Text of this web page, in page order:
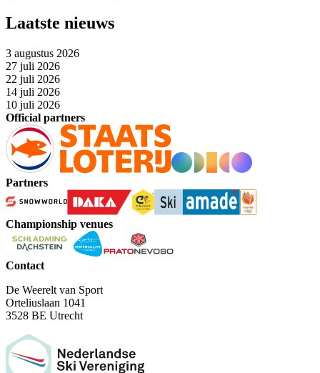
Laatste nieuws
3 augustus 2026
27 juli 2026
22 juli 2026
14 juli 2026
10 juli 2026
Official partners
Partners
Championship venues
Contact
De Weerelt van Sport
Orteliuslaan 1041
3528 BE Utrecht